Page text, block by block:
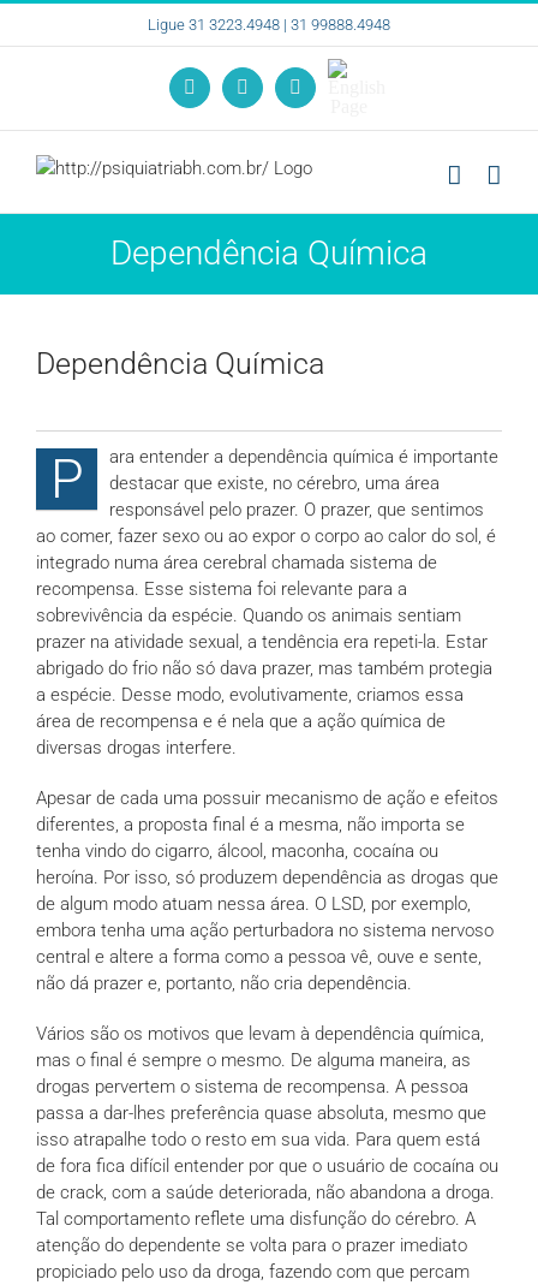
Ligue 31 3223.4948 | 31 99888.4948
InstagramFacebookYouTube
Dependência Química
Dependência Química
P
ara entender a dependência química é importante
destacar que existe, no cérebro, uma área
responsável pelo prazer. O prazer, que sentimos
ao comer, fazer sexo ou ao expor o corpo ao calor do sol, é
integrado numa área cerebral chamada sistema de
recompensa. Esse sistema foi relevante para a
sobrevivência da espécie. Quando os animais sentiam
prazer na atividade sexual, a tendência era repeti-la. Estar
abrigado do frio não só dava prazer, mas também protegia
a espécie. Desse modo, evolutivamente, criamos essa
área de recompensa e é nela que a ação química de
diversas drogas interfere.
Apesar de cada uma possuir mecanismo de ação e efeitos
diferentes, a proposta final é a mesma, não importa se
tenha vindo do cigarro, álcool, maconha, cocaína ou
heroína. Por isso, só produzem dependência as drogas que
de algum modo atuam nessa área. O LSD, por exemplo,
embora tenha uma ação perturbadora no sistema nervoso
central e altere a forma como a pessoa vê, ouve e sente,
não dá prazer e, portanto, não cria dependência.
Vários são os motivos que levam à dependência química,
mas o final é sempre o mesmo. De alguma maneira, as
drogas pervertem o sistema de recompensa. A pessoa
passa a dar-lhes preferência quase absoluta, mesmo que
isso atrapalhe todo o resto em sua vida. Para quem está
de fora fica difícil entender por que o usuário de cocaína ou
de crack, com a saúde deteriorada, não abandona a droga.
Tal comportamento reflete uma disfunção do cérebro. A
atenção do dependente se volta para o prazer imediato
propiciado pelo uso da droga, fazendo com que percam